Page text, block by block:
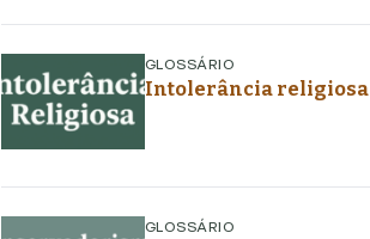
GLOSSÁRIO
Intolerância religiosa
GLOSSÁRIO